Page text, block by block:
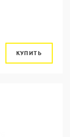
КУПИТЬ